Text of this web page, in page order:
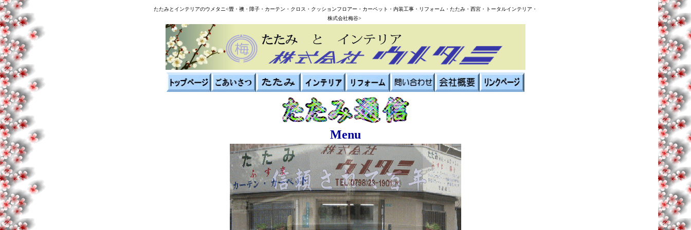
たたみとインテリアのウメタニ<畳・襖・障子・カーテン・クロス・クッションフロアー・カーペット・内装工事・リフォーム・たたみ・西宮・トータルインテリア・
株式会社梅谷>
Menu